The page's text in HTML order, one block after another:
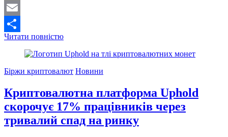
Mastodon
Email
Поділитися
Читати повністюСпівзасновник
підтримує
криптоліцензій
країнах
АСЕАН
Біржи криптовалют Новини
Криптовалютна платформа Uphold
скорочує 17% працівників через
тривалий спад на ринку